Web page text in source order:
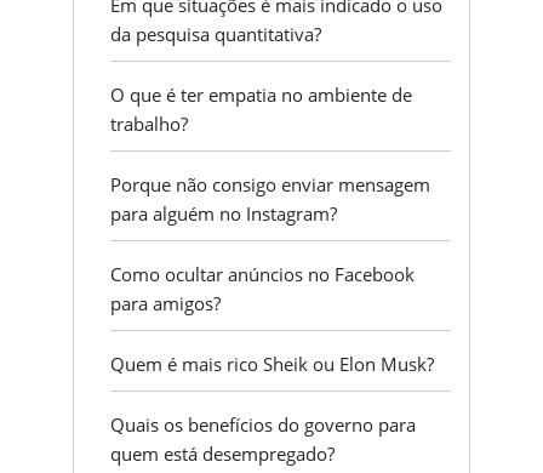
Em que situações é mais indicado o uso
da pesquisa quantitativa?
O que é ter empatia no ambiente de
trabalho?
Porque não consigo enviar mensagem
para alguém no Instagram?
Como ocultar anúncios no Facebook
para amigos?
Quem é mais rico Sheik ou Elon Musk?
Quais os benefícios do governo para
quem está desempregado?